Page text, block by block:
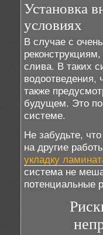
Установка
условиях
В случае с
слива. В таких
водоотведения,
также
будущем. Это
системе.
Не забудьте,
на другие
укладку
система не
потенциальные